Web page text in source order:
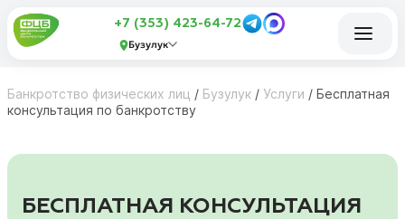
+7 (353) 423-64-72
Бузулук
Банкротство физических лиц / Бузулук / Услуги / Бесплатная
консультация по банкротству
БЕСПЛАТНАЯ КОНСУЛЬТАЦИЯ